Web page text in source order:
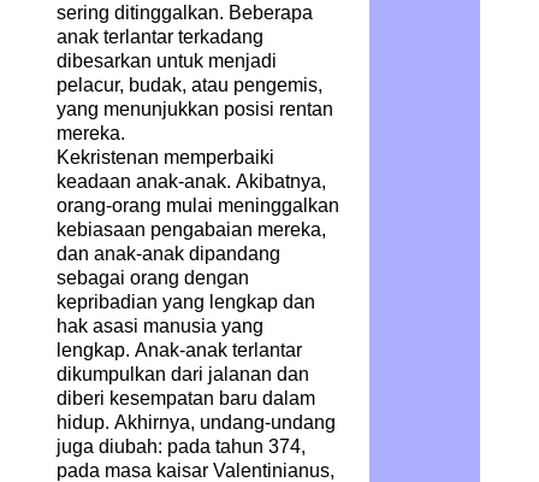
sering ditinggalkan. Beberapa
anak terlantar terkadang
dibesarkan untuk menjadi
pelacur, budak, atau pengemis,
yang menunjukkan posisi rentan
mereka.
Kekristenan memperbaiki
keadaan anak-anak. Akibatnya,
orang-orang mulai meninggalkan
kebiasaan pengabaian mereka,
dan anak-anak dipandang
sebagai orang dengan
kepribadian yang lengkap dan
hak asasi manusia yang
lengkap. Anak-anak terlantar
dikumpulkan dari jalanan dan
diberi kesempatan baru dalam
hidup. Akhirnya, undang-undang
juga diubah: pada tahun 374,
pada masa kaisar Valentinianus,